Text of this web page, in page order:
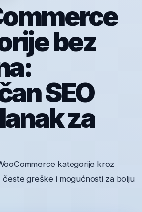
bez
SEO
za
kategorije kroz
greške i mogućnosti za bolju